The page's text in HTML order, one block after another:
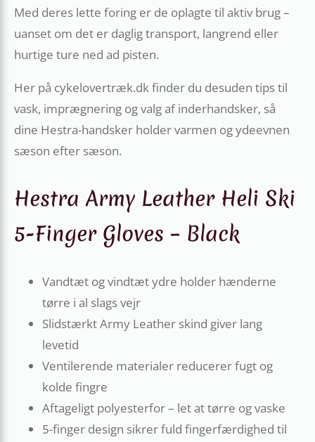
Med deres lette foring er de oplagte til aktiv brug –
uanset om det er daglig transport, langrend eller
hurtige ture ned ad pisten.
Her på cykelovertræk.dk finder du desuden tips til
vask, imprægnering og valg af inderhandsker, så
dine Hestra-handsker holder varmen og ydeevnen
sæson efter sæson.
Hestra Army Leather Heli Ski
5-Finger Gloves – Black
Vandtæt og vindtæt ydre holder hænderne
tørre i al slags vejr
Slidstærkt Army Leather skind giver lang
levetid
Ventilerende materialer reducerer fugt og
kolde fingre
Aftageligt polyesterfor – let at tørre og vaske
5-finger design sikrer fuld fingerfærdighed til